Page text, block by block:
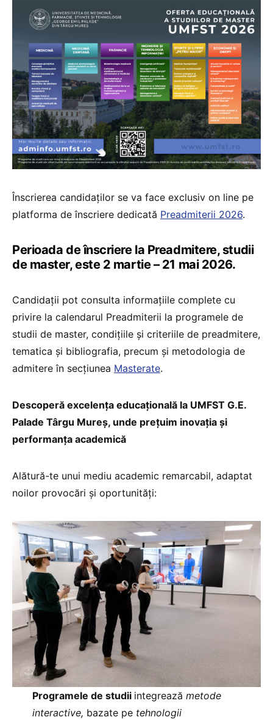
Înscrierea candidaților se va face exclusiv on line pe
platforma de înscriere dedicată Preadmiterii 2026.
Perioada de înscriere la Preadmitere, studii
de master, este 2 martie – 21 mai 2026.
Candidații pot consulta informațiile complete cu
privire la calendarul Preadmiterii la programele de
studii de master, condițiile și criteriile de preadmitere,
tematica și bibliografia, precum și metodologia de
admitere în secțiunea Masterate.
Descoperă excelența educațională la UMFST G.E.
Palade Târgu Mureș, unde prețuim inovația și
performanța academică
Alătură-te unui mediu academic remarcabil, adaptat
noilor provocări și oportunități:
Programele de studii integrează metode
interactive, bazate pe tehnologii